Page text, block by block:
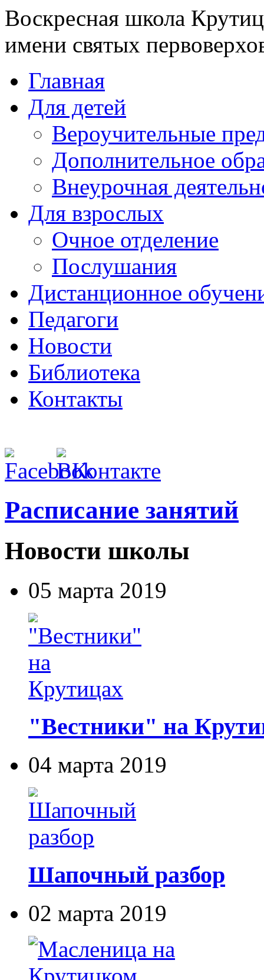
Воскресная школа
имени святых
Главная
Для детей
Вероучительные
Дополнительное
Внеурочная
Для взрослых
Очное отделение
Послушания
Дистанционное
Педагоги
Новости
Библиотека
Контакты
Расписание занятий
Новости школы
05 марта 2019
"Вестники" на
04 марта 2019
Шапочный разбор
02 марта 2019